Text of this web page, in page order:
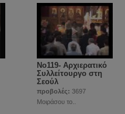
Νο119- Αρχιερατικό
Συλλείτουργο στη
Σεούλ
προβολές: 3697
Μοιράσου το..